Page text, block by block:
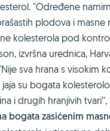
"Određene
plodova i masne
kolesterola pod
izvršna urednica,
sva hrana s visokim
jaja su bogata
i drugih hranjivih
bogata zasićenim